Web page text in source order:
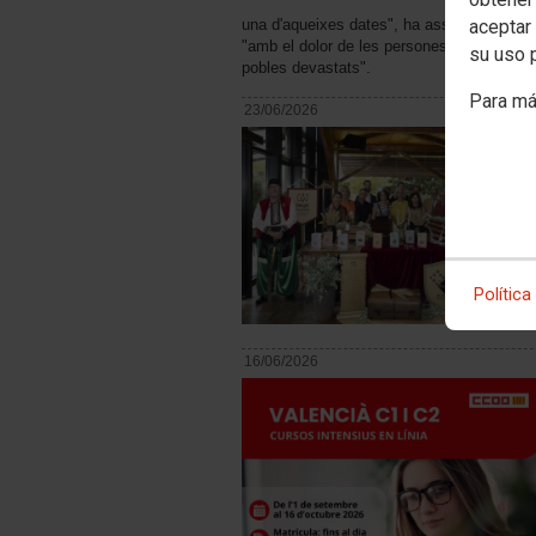
su uso
Para
una d'aqueixes dates", ha assenyalat
"amb el dolor de les persones que van
pobles devastats".
23/06/2026
16/06/2026